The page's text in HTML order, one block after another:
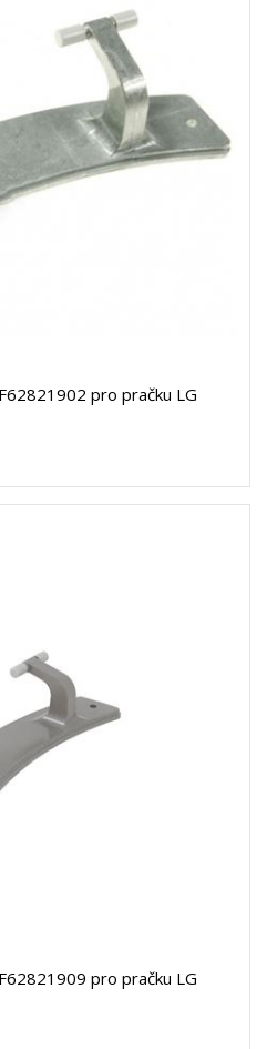
pro pračku LG
pro pračku LG